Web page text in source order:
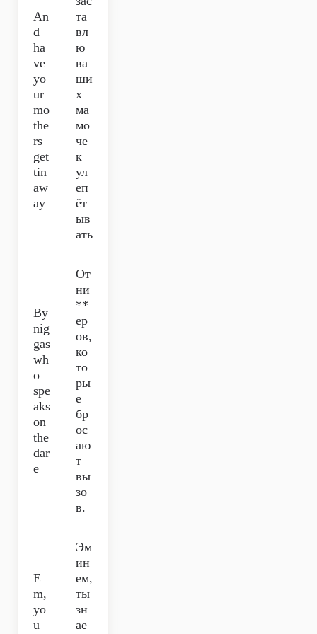
An
d
ha
ve
yo
ur
mo
the
rs
get
tin
aw
ay
та
вл
ю
ва
ши
х
ма
мо
че
к
ул
еп
ёт
ыв
ать
By
nig
gas
wh
o
spe
aks
on
the
dar
e
От
ни
**
ер
ов,
ко
то
ры
е
бр
ос
аю
т
вы
зо
в.
E
m,
yo
u
Эм
ин
ем,
ты
зн
ае